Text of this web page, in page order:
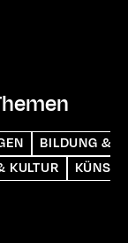
BILDUNG &
KULTUR